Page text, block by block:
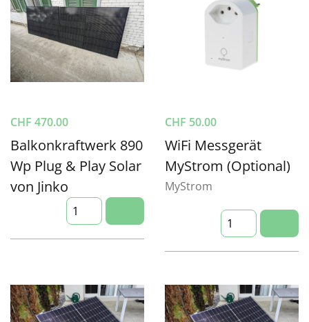
CHF 470.00
Balkonkraftwerk 890
Wp Plug & Play Solar
von Jinko
CHF 50.00
WiFi Messgerät
MyStrom (Optional)
MyStrom